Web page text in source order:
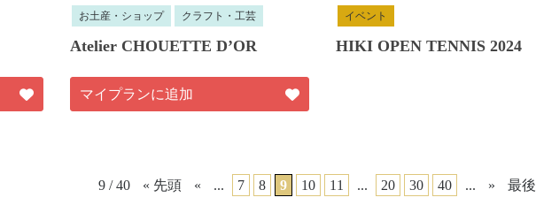
お土産・ショップ クラフト・工芸
Atelier CHOUETTE D’OR
マイプランに追加
イベント
HIKI OPEN TENNIS 2024
9 / 40 « 先頭 « ... 7 8 9 10 11 ... 20 30 40 ... » 最